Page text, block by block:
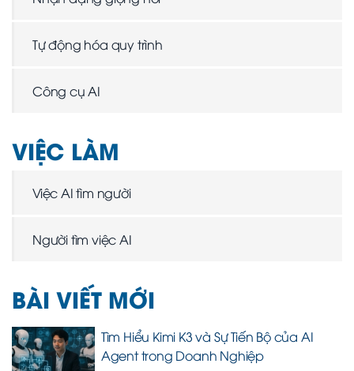
Tự động hóa quy trình
Công cụ AI
VIỆC LÀM
Việc AI tìm người
Người tìm việc AI
BÀI VIẾT MỚI
Tìm Hiểu Kimi K3 và Sự Tiến Bộ của AI
Agent trong Doanh Nghiệp